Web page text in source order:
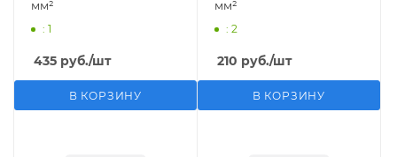
мм²
: 1
435 руб./шт
В КОРЗИНУ
мм²
: 2
210 руб./шт
В КОРЗИНУ